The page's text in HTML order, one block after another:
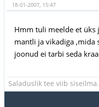
18-01-2007, 15:47
Hmm tuli meelde et üks
mantli ja vikadiga ,mida
joonud ei tarbi seda
Saladuslik tee viib